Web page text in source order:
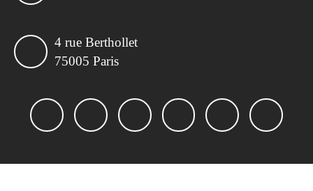
4 rue Berthollet
75005 Paris